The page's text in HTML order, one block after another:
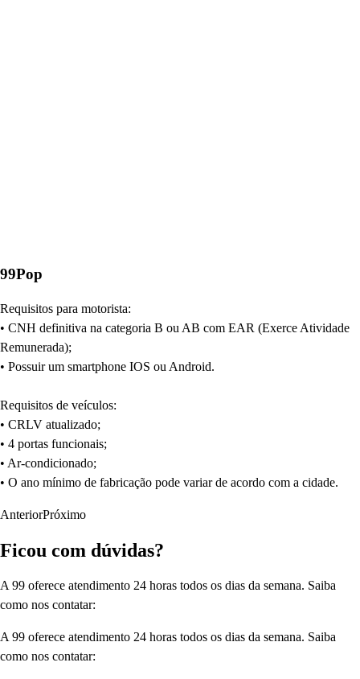
99Pop
Requisitos para motorista:
• CNH definitiva na categoria B ou AB com EAR (Exerce Atividade
Remunerada);
• Possuir um smartphone IOS ou Android.
Requisitos de veículos:
• CRLV atualizado;
• 4 portas funcionais;
• Ar-condicionado;
• O ano mínimo de fabricação pode variar de acordo com a cidade.
AnteriorPróximo
Ficou com dúvidas?
A 99 oferece atendimento 24 horas todos os dias da semana. Saiba
como nos contatar:
A 99 oferece atendimento 24 horas todos os dias da semana. Saiba
como nos contatar: